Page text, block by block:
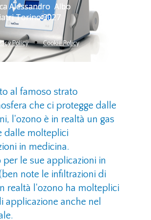
Alessandro Albo
Torino 3027
Alessandro Albo
Torino 3027
Policy Cookie Policy
al famoso strato
che ci protegge dalle
l'ozono è in realtà un gas
dalle molteplici
in medicina.
per le sue applicazioni in
note le infiltrazioni di
realtà l'ozono ha molteplici
applicazione anche nel